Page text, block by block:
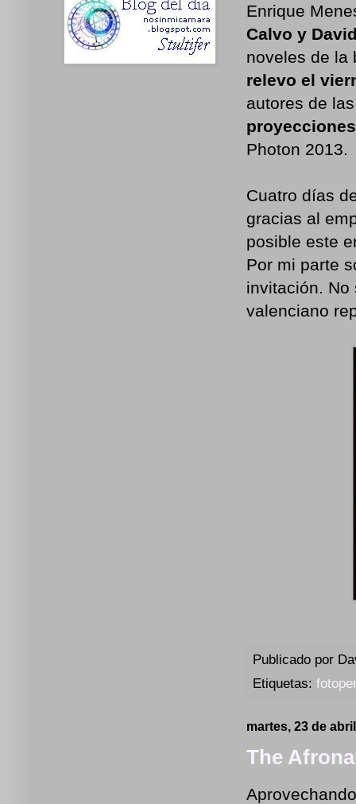
Enrique
Calvo y
noveles de la
relevo el
autores de
Photon 2013.
Cuatro días
gracias al
posible este
Por mi parte
invitación. No
valenciano
Publicado por
Etiquetas:
martes, 23 de
The